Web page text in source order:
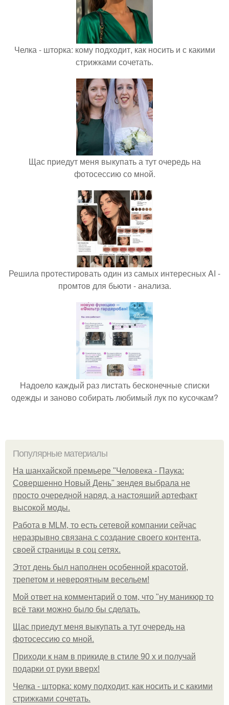
Челка - шторка: кому подходит, как носить и с какими
стрижками сочетать.
Щас приедут меня выкупать а тут очередь на
фотосессию со мной.
Решила протестировать один из самых интересных AI -
промтов для бьюти - анализа.
Надоело каждый раз листать бесконечные списки
одежды и заново собирать любимый лук по кусочкам?
Популярные материалы
На шанхайской премьере "Человека - Паука:
Совершенно Новый День" зендея выбрала не
просто очередной наряд, а настоящий артефакт
высокой моды.
Работа в MLM, то есть сетевой компании сейчас
неразрывно связана с создание своего контента,
своей страницы в соц сетях.
Этот день был наполнен особенной красотой,
трепетом и невероятным весельем!
Мой ответ на комментарий о том, что "ну маникюр то
всё таки можно было бы сделать.
Щас приедут меня выкупать а тут очередь на
фотосессию со мной.
Приходи к нам в прикиде в стиле 90 х и получай
подарки от руки вверх!
Челка - шторка: кому подходит, как носить и с какими
стрижками сочетать.